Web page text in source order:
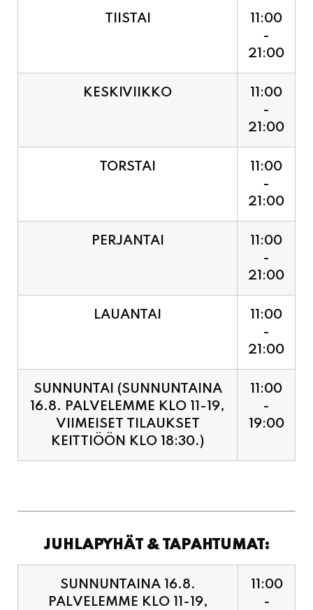
TIISTAI
11:00
-
21:00
KESKIVIIKKO
11:00
-
21:00
TORSTAI
11:00
-
21:00
PERJANTAI
11:00
-
21:00
LAUANTAI
11:00
-
21:00
SUNNUNTAI (SUNNUNTAINA
16.8. PALVELEMME KLO 11-19,
VIIMEISET TILAUKSET
KEITTIÖÖN KLO 18:30.)
11:00
-
19:00
JUHLAPYHÄT & TAPAHTUMAT:
SUNNUNTAINA 16.8.
PALVELEMME KLO 11-19,
11:00
-